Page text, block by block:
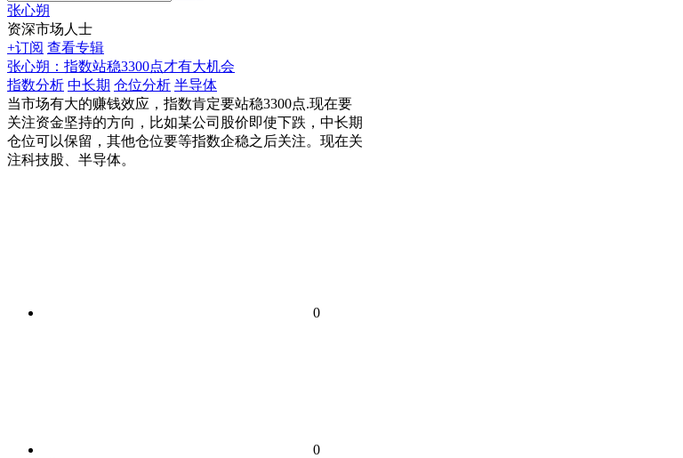
张心朔
资深市场人士
+订阅 查看专辑
张心朔：指数站稳3300点才有大机会
指数分析 中长期 仓位分析 半导体
当市场有大的赚钱效应，指数肯定要站稳3300点.现在要
关注资金坚持的方向，比如某公司股价即使下跌，中长期
仓位可以保留，其他仓位要等指数企稳之后关注。现在关
注科技股、半导体。
0
0